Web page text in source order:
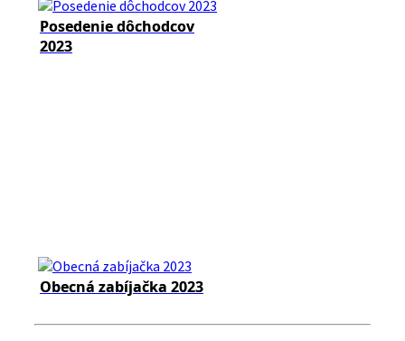
Posedenie dôchodcov
2023
Obecná zabíjačka 2023